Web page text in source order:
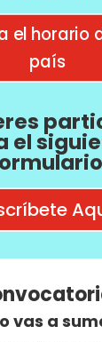
el horario
país
el
vas a